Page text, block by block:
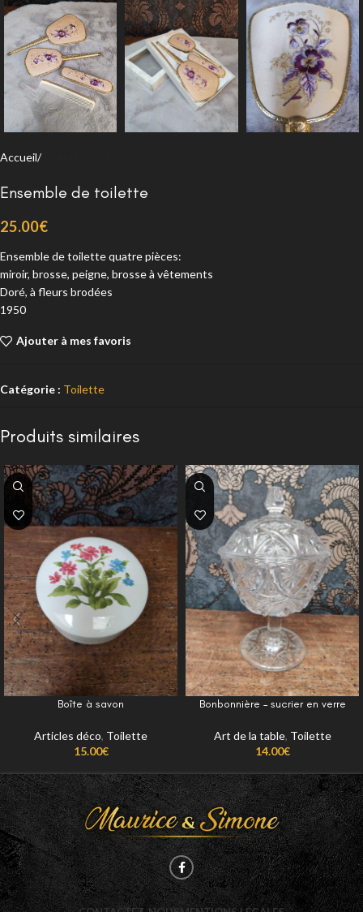
Accueil Toilette
Ensemble de toilette
25.00€
Ensemble de toilette quatre pièces:
miroir, brosse, peigne, brosse à vêtements
Doré, à fleurs brodées
1950
Ajouter à mes favoris
Catégorie : Toilette
Produits similaires
Boîte à savon
Articles déco, Toilette
15.00€
Bonbonnière – sucrier en verre
Art de la table, Toilette
14.00€